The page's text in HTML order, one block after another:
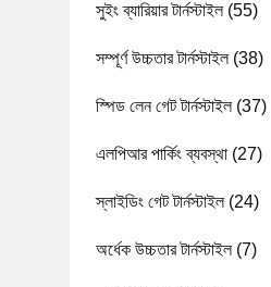
সুইং ব্যারিয়ার টার্নস্টাইল(55)
সম্পূর্ণ উচ্চতার টার্নস্টাইল(38)
স্পিড লেন গেট টার্নস্টাইল(37)
এলপিআর পার্কিং ব্যবস্থা (27)
স্লাইডিং গেট টার্নস্টাইল(24)
অর্ধেক উচ্চতার টার্নস্টাইল(7)